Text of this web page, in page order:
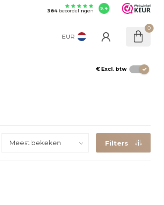
384beoordelingen 9.4
EUR
0
€ Excl. btw
Filters